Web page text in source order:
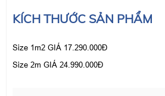
KÍCH THƯỚC SẢN PHẨM
Size 1m2 GIÁ 17.290.000Đ
Size 2m GIÁ 24.990.000Đ